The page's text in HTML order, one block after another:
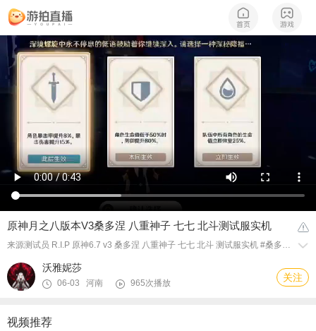
原神月之八版本V3桑多涅 八重神子 七七 北斗测试服实机
来源测试员 R.I.P 原神6.7 v3 桑多涅 八重神子 七七 北斗 测试服实机 #桑多涅 #buff #深境螺旋
沃雅妮莎
06-03 河南 965次播放 关注
视频推荐